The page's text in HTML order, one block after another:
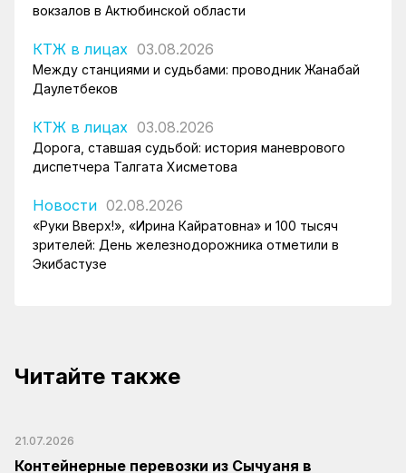
вокзалов в Актюбинской области
КТЖ в лицах 03.08.2026
Между станциями и судьбами: проводник Жанабай
Даулетбеков
КТЖ в лицах 03.08.2026
Дорога, ставшая судьбой: история маневрового
диспетчера Талгата Хисметова
Новости 02.08.2026
«Руки Вверх!», «Ирина Кайратовна» и 100 тысяч
зрителей: День железнодорожника отметили в
Экибастузе
Читайте также
21.07.2026
Контейнерные перевозки из Сычуаня в